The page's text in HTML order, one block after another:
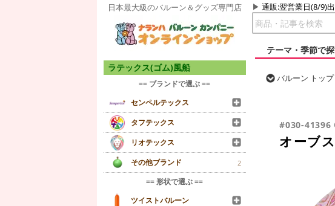
日本最大級のバルーン＆グッズ専門店 通販:翌営業日(8/9)
テーマ・季節で
ラテックス(ゴム)風船
== ブランドで選ぶ ==
センペルテックス
タフテックス
リオテックス
その他ブランド
2
== 形状で選ぶ ==
ツイストバルーン
バルーン トップ
#030-
オーブ